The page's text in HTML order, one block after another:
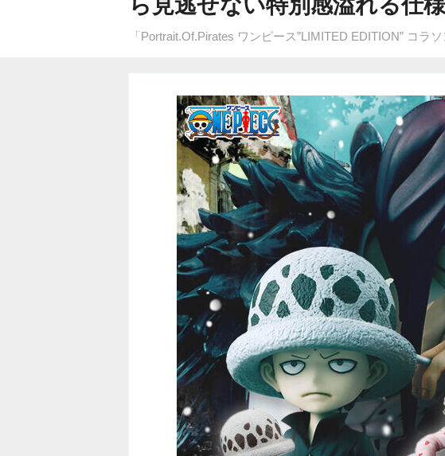
ら見逃せない特別感溢れる仕
「Portrait.Of.Pirates ワンピース”LIMITED EDITION” コラ